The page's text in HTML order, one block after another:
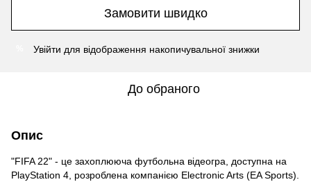
Замовити швидко
Увійти для відображення накопичувальної знижки
До обраного
Опис
"FIFA 22" - це захоплююча футбольна відеогра, доступна на
PlayStation 4, розроблена компанією Electronic Arts (EA Sports).